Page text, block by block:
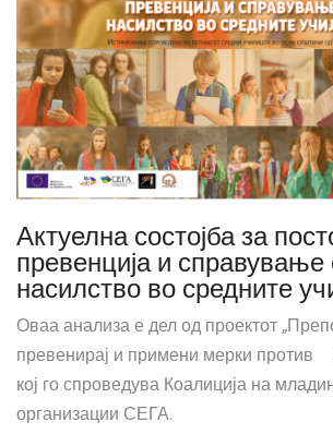
Актуелна состојба за
превенција и справување
насилство во средните
Оваа анализа е дел од проектот
превенирај и примени мерки против
кој го спроведува Коалиција на
организации СЕГА.